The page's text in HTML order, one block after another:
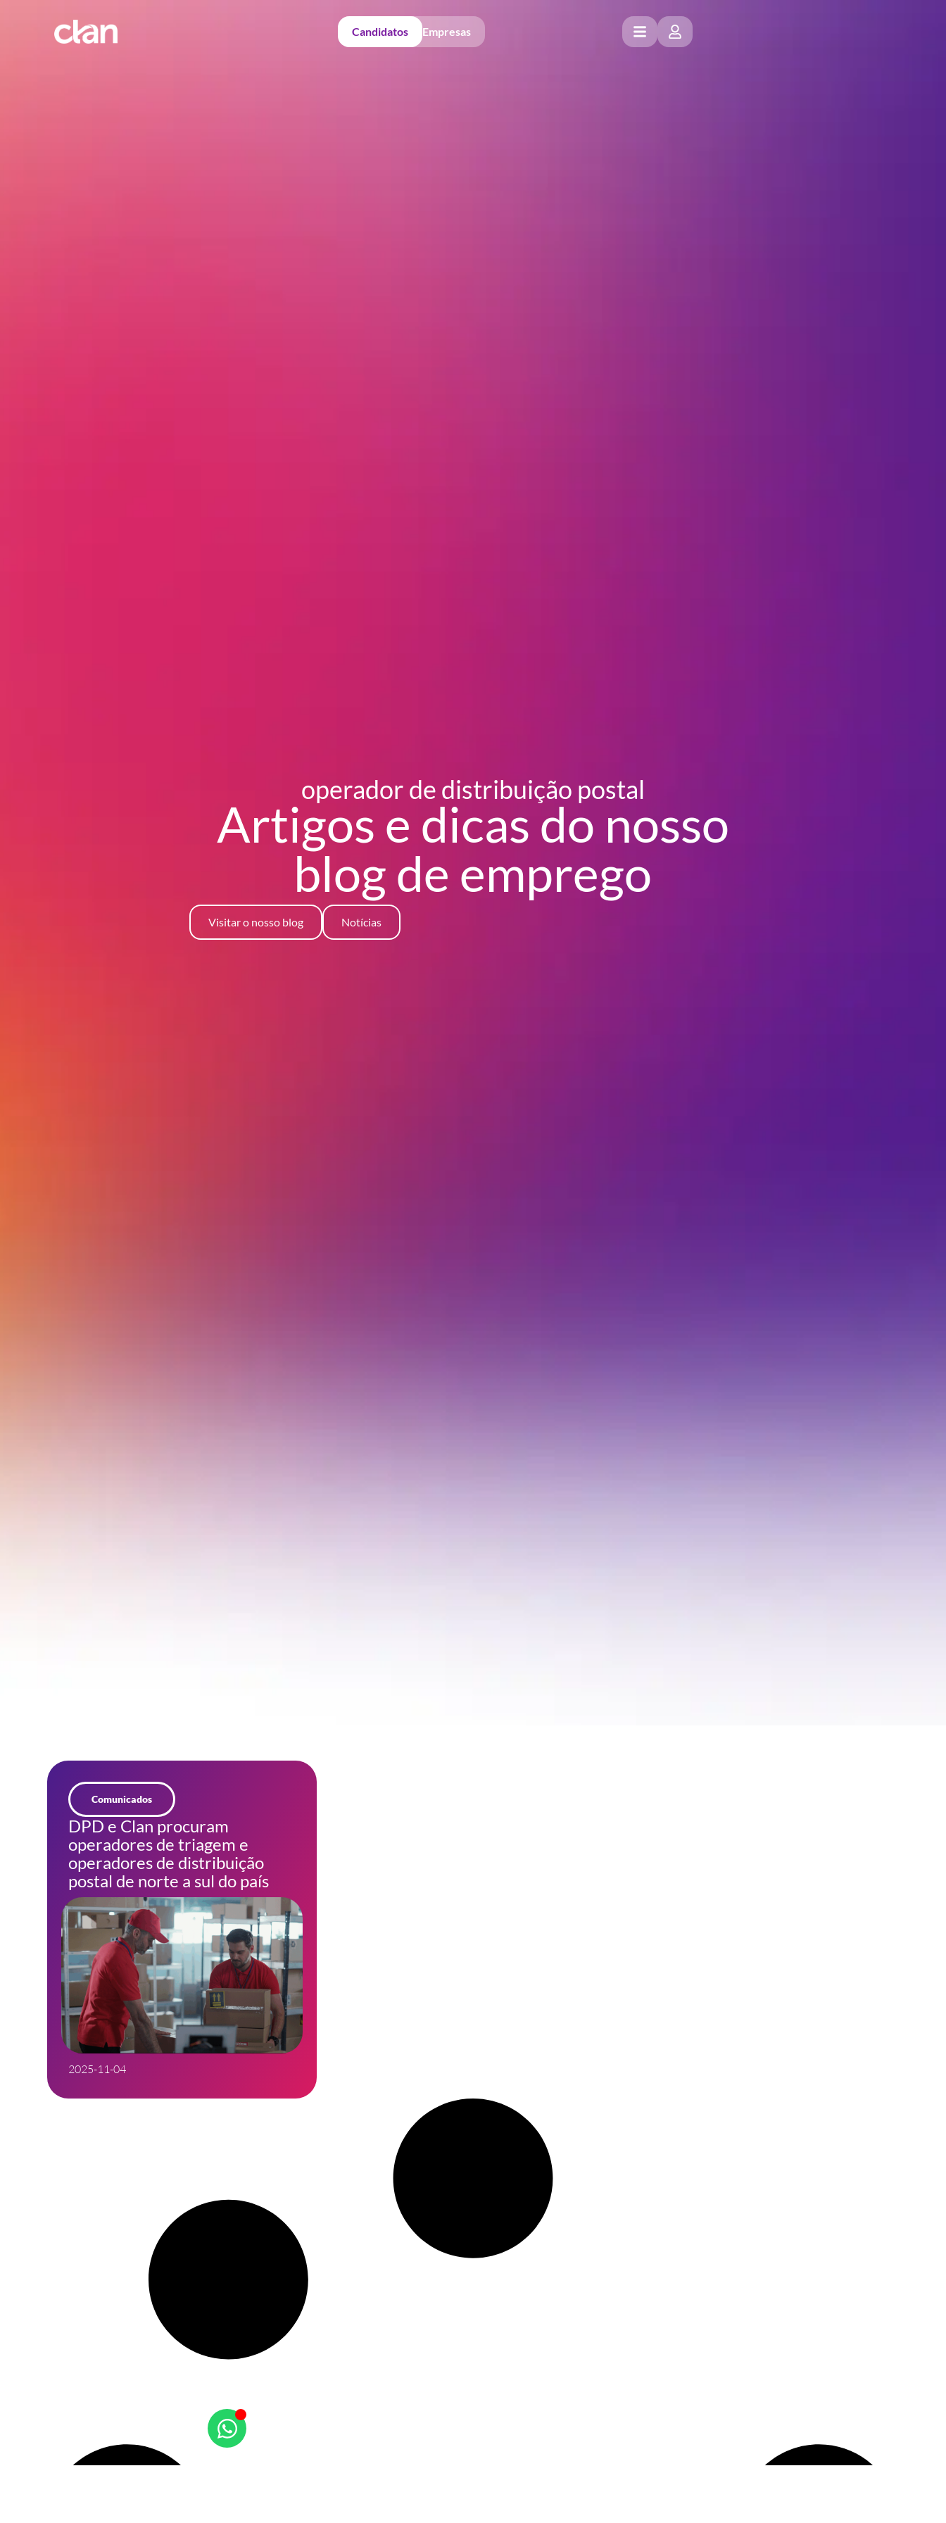
Candidatos Empresas
operador de distribuição postal
Artigos e dicas do nosso
blog de emprego
Visitar o nosso blog Notícias
Comunicados
DPD e Clan procuram
operadores de triagem e
operadores de distribuição
postal de norte a sul do país
2025-11-04